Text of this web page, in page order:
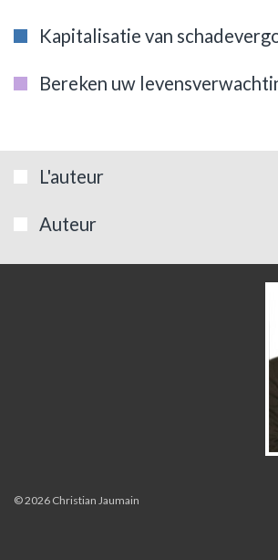
Kapitalisatie van
Bereken uw
L'auteur
Auteur
© 2026 Christian Jaumain